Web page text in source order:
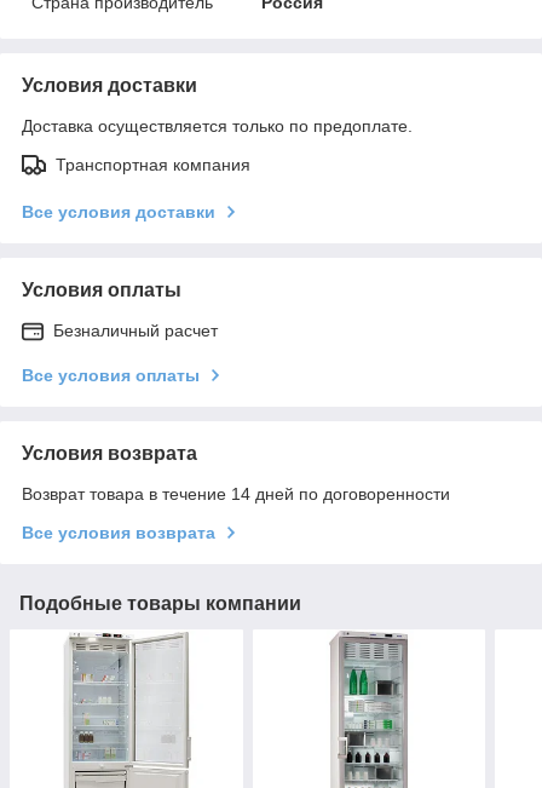
Условия доставки
Доставка осуществляется только по предоплате.
Транспортная компания
Все условия доставки
Условия оплаты
Безналичный расчет
Все условия оплаты
Условия возврата
Возврат товара в течение 14 дней по договоренности
Все условия возврата
Подобные товары компании